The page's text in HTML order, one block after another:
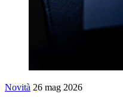
Novità 26 mag 2026